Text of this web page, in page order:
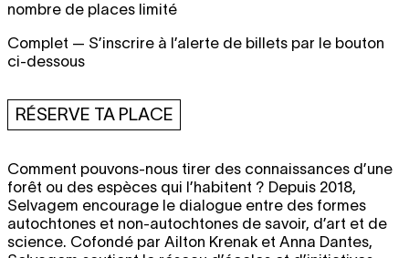
nombre de places limité
Complet — S’inscrire à l’alerte de billets par le bouton
ci-dessous
RÉSERVE TA PLACE
Comment pouvons-nous tirer des connaissances d’une
forêt ou des espèces qui l’habitent ? Depuis 2018,
Selvagem encourage le dialogue entre des formes
autochtones et non-autochtones de savoir, d’art et de
science. Cofondé par Ailton Krenak et Anna Dantes,